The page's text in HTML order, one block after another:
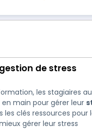
de stress
les stagiaires
main pour gérer leur
les clés ressources pour
gérer leur stress